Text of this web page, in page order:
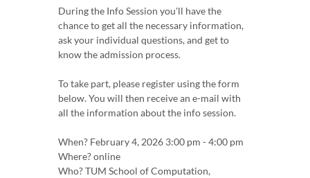
During the Info Session you'll have the
chance to get all the necessary information,
ask your individual questions, and get to
know the admission process.
To take part, please register using the form
below. You will then receive an e-mail with
all the information about the info session.
When? February 4, 2026 3:00 pm - 4:00 pm
Where? online
Who? TUM School of Computation,